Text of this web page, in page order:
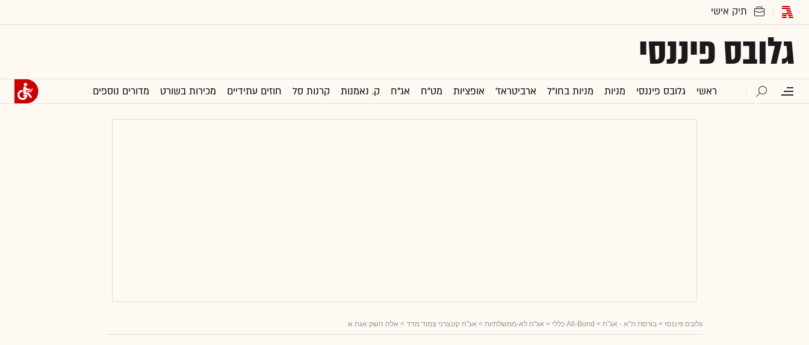
גלובס פיננסי
ראשי גלובס פיננסי מניות מניות בחו"ל ארביטראז' אופציות מט"ח אג"ח ק. נאמנות קרנות סל חוזים עתידיים מכירות בשורט מדורים נוספים
גלובס פיננסי > בורסת ת"א - אג"ח > All-Bond כללי > אג"ח לא-ממשלתיות > אג"ח קונצרני צמוד מדד > אלה השק אגח א